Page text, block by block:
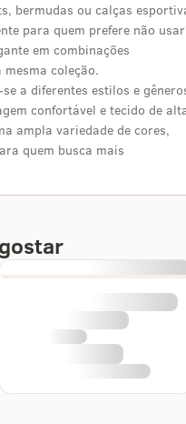
bermudas ou calças
para quem prefere não usar
em combinações
coleção.
a diferentes estilos e
confortável e tecido de
ampla variedade de cores,
quem busca mais